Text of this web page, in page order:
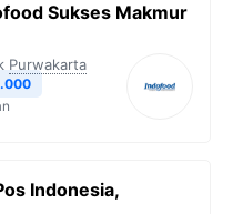
Sukses Makmur
Purwakarta
Indonesia,